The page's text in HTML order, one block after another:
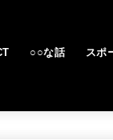
○○な話 スポ